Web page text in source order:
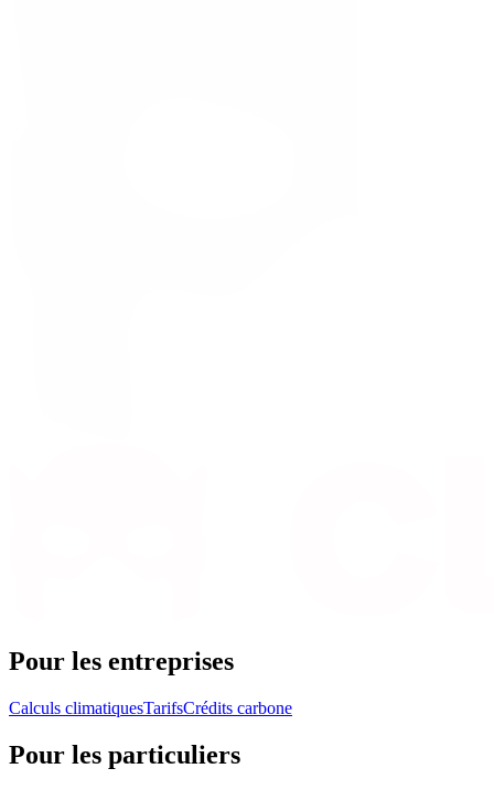
Pour les entreprises
Calculs climatiquesTarifsCrédits carbone
Pour les particuliers